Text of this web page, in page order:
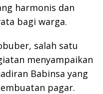
harmonis dan
bagi warga.
salah satu
menyampaikan
Babinsa yang
pagar.